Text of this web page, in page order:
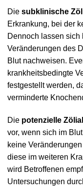
Die subklinische
Erkrankung, bei der
Dennoch lassen
Veränderungen des
Blut nachweisen.
krankheitsbedingte
festgestellt werden,
verminderte
Die potenzielle
vor, wenn sich im
keine
diese im weiteren
wird Betroffenen
Untersuchungen